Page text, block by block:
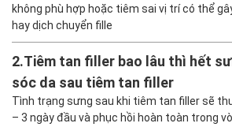
không phù hợp hoặc tiêm sai vị trí có thể
hay dịch chuyển fille
2.Tiêm tan filler bao lâu thì hết
sóc da sau tiêm tan filler
Tình trạng sưng sau khi tiêm tan filler sẽ
– 3 ngày đầu và phục hồi hoàn toàn trong